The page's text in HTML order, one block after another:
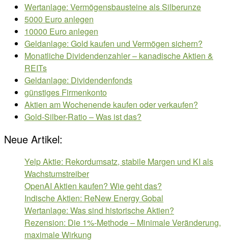
Wertanlage: Vermögensbausteine als Silberunze
5000 Euro anlegen
10000 Euro anlegen
Geldanlage: Gold kaufen und Vermögen sichern?
Monatliche Dividendenzahler – kanadische Aktien &
REITs
Geldanlage: Dividendenfonds
günstiges Firmenkonto
Aktien am Wochenende kaufen oder verkaufen?
Gold-Silber-Ratio – Was ist das?
Neue Artikel:
Yelp Aktie: Rekordumsatz, stabile Margen und KI als
Wachstumstreiber
OpenAI Aktien kaufen? Wie geht das?
Indische Aktien: ReNew Energy Gobal
Wertanlage: Was sind historische Aktien?
Rezension: Die 1%-Methode – Minimale Veränderung,
maximale Wirkung